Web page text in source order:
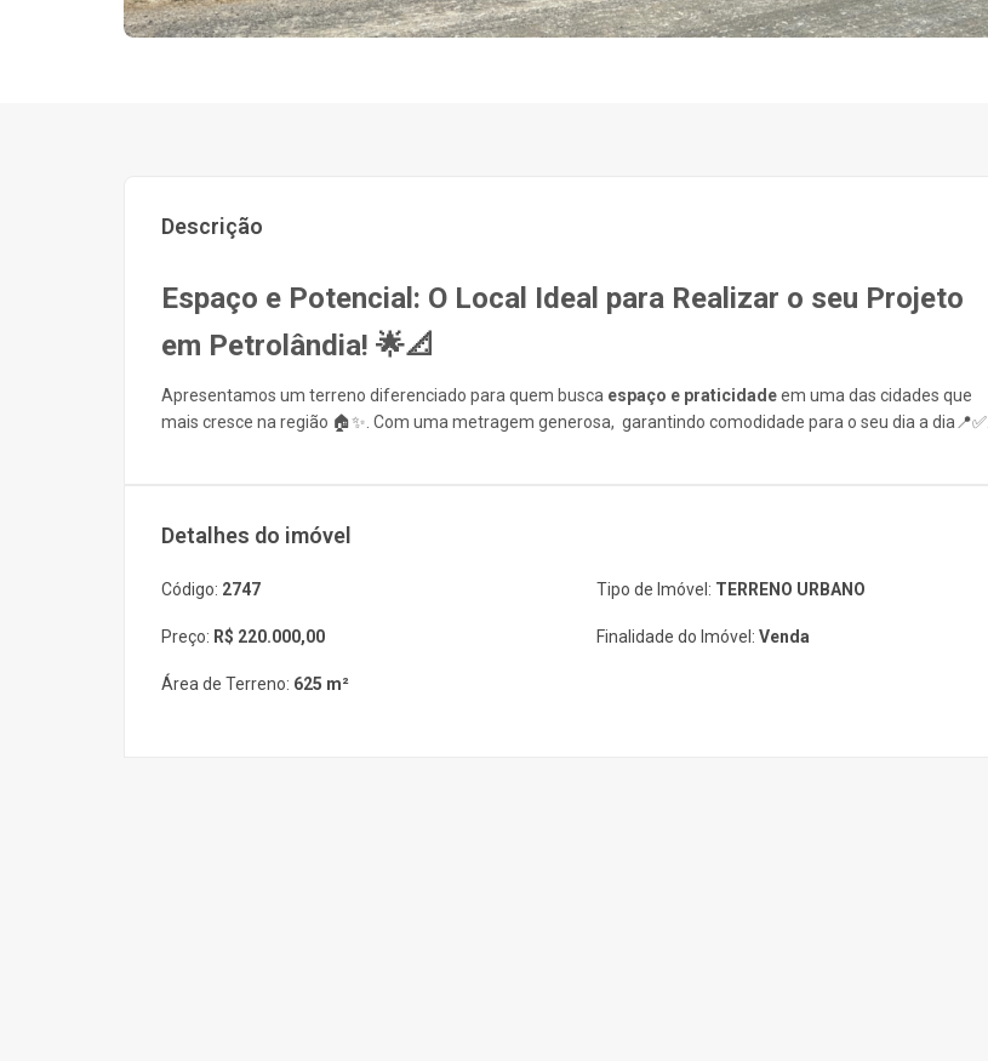
Descrição
Espaço e Potencial: O Local Ideal para Realizar o seu Projeto
em Petrolândia! 🌟📐
Apresentamos um terreno diferenciado para quem busca espaço e praticidadeem uma das cidades que
mais cresce na região 🏠✨. Com uma metragem generosa, garantindo comodidade para o seu dia a dia📍✅.
Detalhes do imóvel
Código: 2747
Preço: R$ 220.000,00
Área de Terreno: 625 m²
Tipo de Imóvel: TERRENO URBANO
Finalidade do Imóvel: Venda